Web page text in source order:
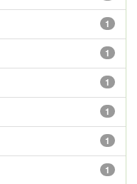
1
1
1
1
1
1